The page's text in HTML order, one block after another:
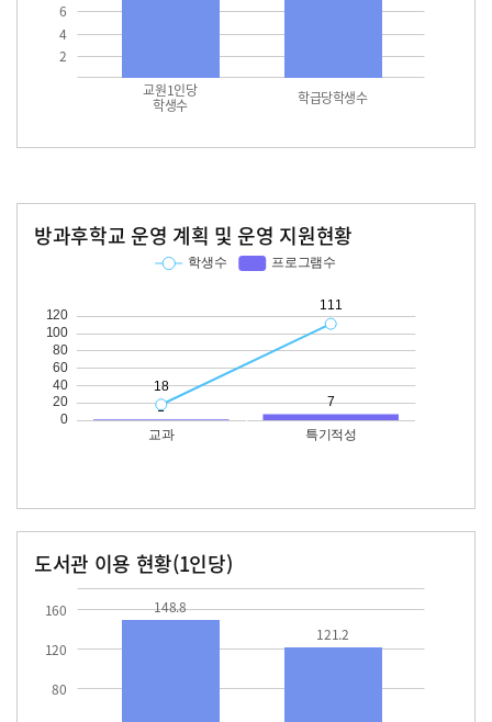
2
4
6
교원1인당
학생수 학급당학생수
방과후학교 운영 계획 및 운영 지원현황
도서관 이용 현황(1인당)
80
120
160
148.8
121.2